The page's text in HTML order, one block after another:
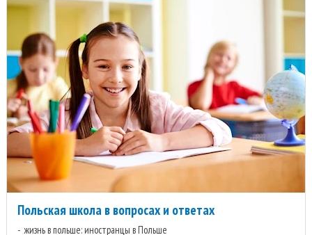
Польская школа в вопросах и ответах
жизнь в польше: иностранцы в Польше